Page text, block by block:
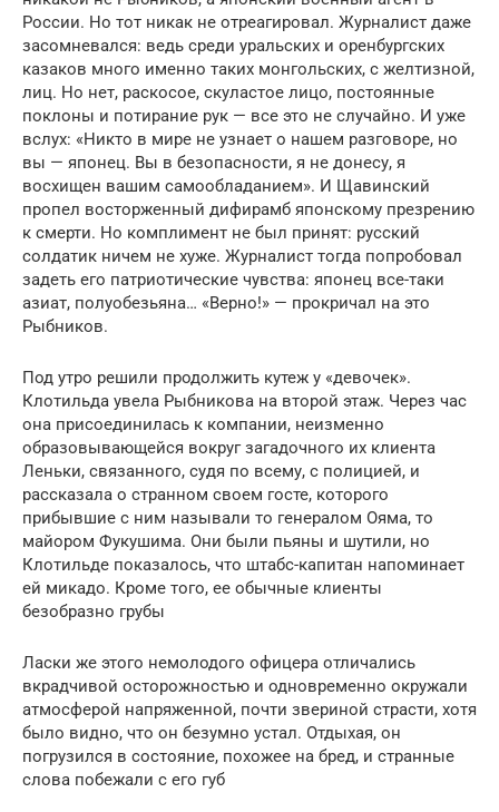
России. Но тот никак не отреагировал. Журналист даже
засомневался: ведь среди уральских и оренбургских
казаков много именно таких монгольских, с желтизной,
лиц. Но нет, раскосое, скуластое лицо, постоянные
поклоны и потирание рук — все это не случайно. И уже
вслух: «Никто в мире не узнает о нашем разговоре, но
вы — японец. Вы в безопасности, я не донесу, я
восхищен вашим самообладанием». И Щавинский
пропел восторженный дифирамб японскому презрению
к смерти. Но комплимент не был принят: русский
солдатик ничем не хуже. Журналист тогда попробовал
задеть его патриотические чувства: японец все-таки
азиат, полуобезьяна… «Верно!» — прокричал на это
Рыбников.
Под утро решили продолжить кутеж у «девочек».
Клотильда увела Рыбникова на второй этаж. Через час
она присоединилась к компании, неизменно
образовывающейся вокруг загадочного их клиента
Леньки, связанного, судя по всему, с полицией, и
рассказала о странном своем госте, которого
прибывшие с ним называли то генералом Ояма, то
майором Фукушима. Они были пьяны и шутили, но
Клотильде показалось, что штабс-капитан напоминает
ей микадо. Кроме того, ее обычные клиенты
безобразно грубы
Ласки же этого немолодого офицера отличались
вкрадчивой осторожностью и одновременно окружали
атмосферой напряженной, почти звериной страсти, хотя
было видно, что он безумно устал. Отдыхая, он
погрузился в состояние, похожее на бред, и странные
слова побежали с его губ